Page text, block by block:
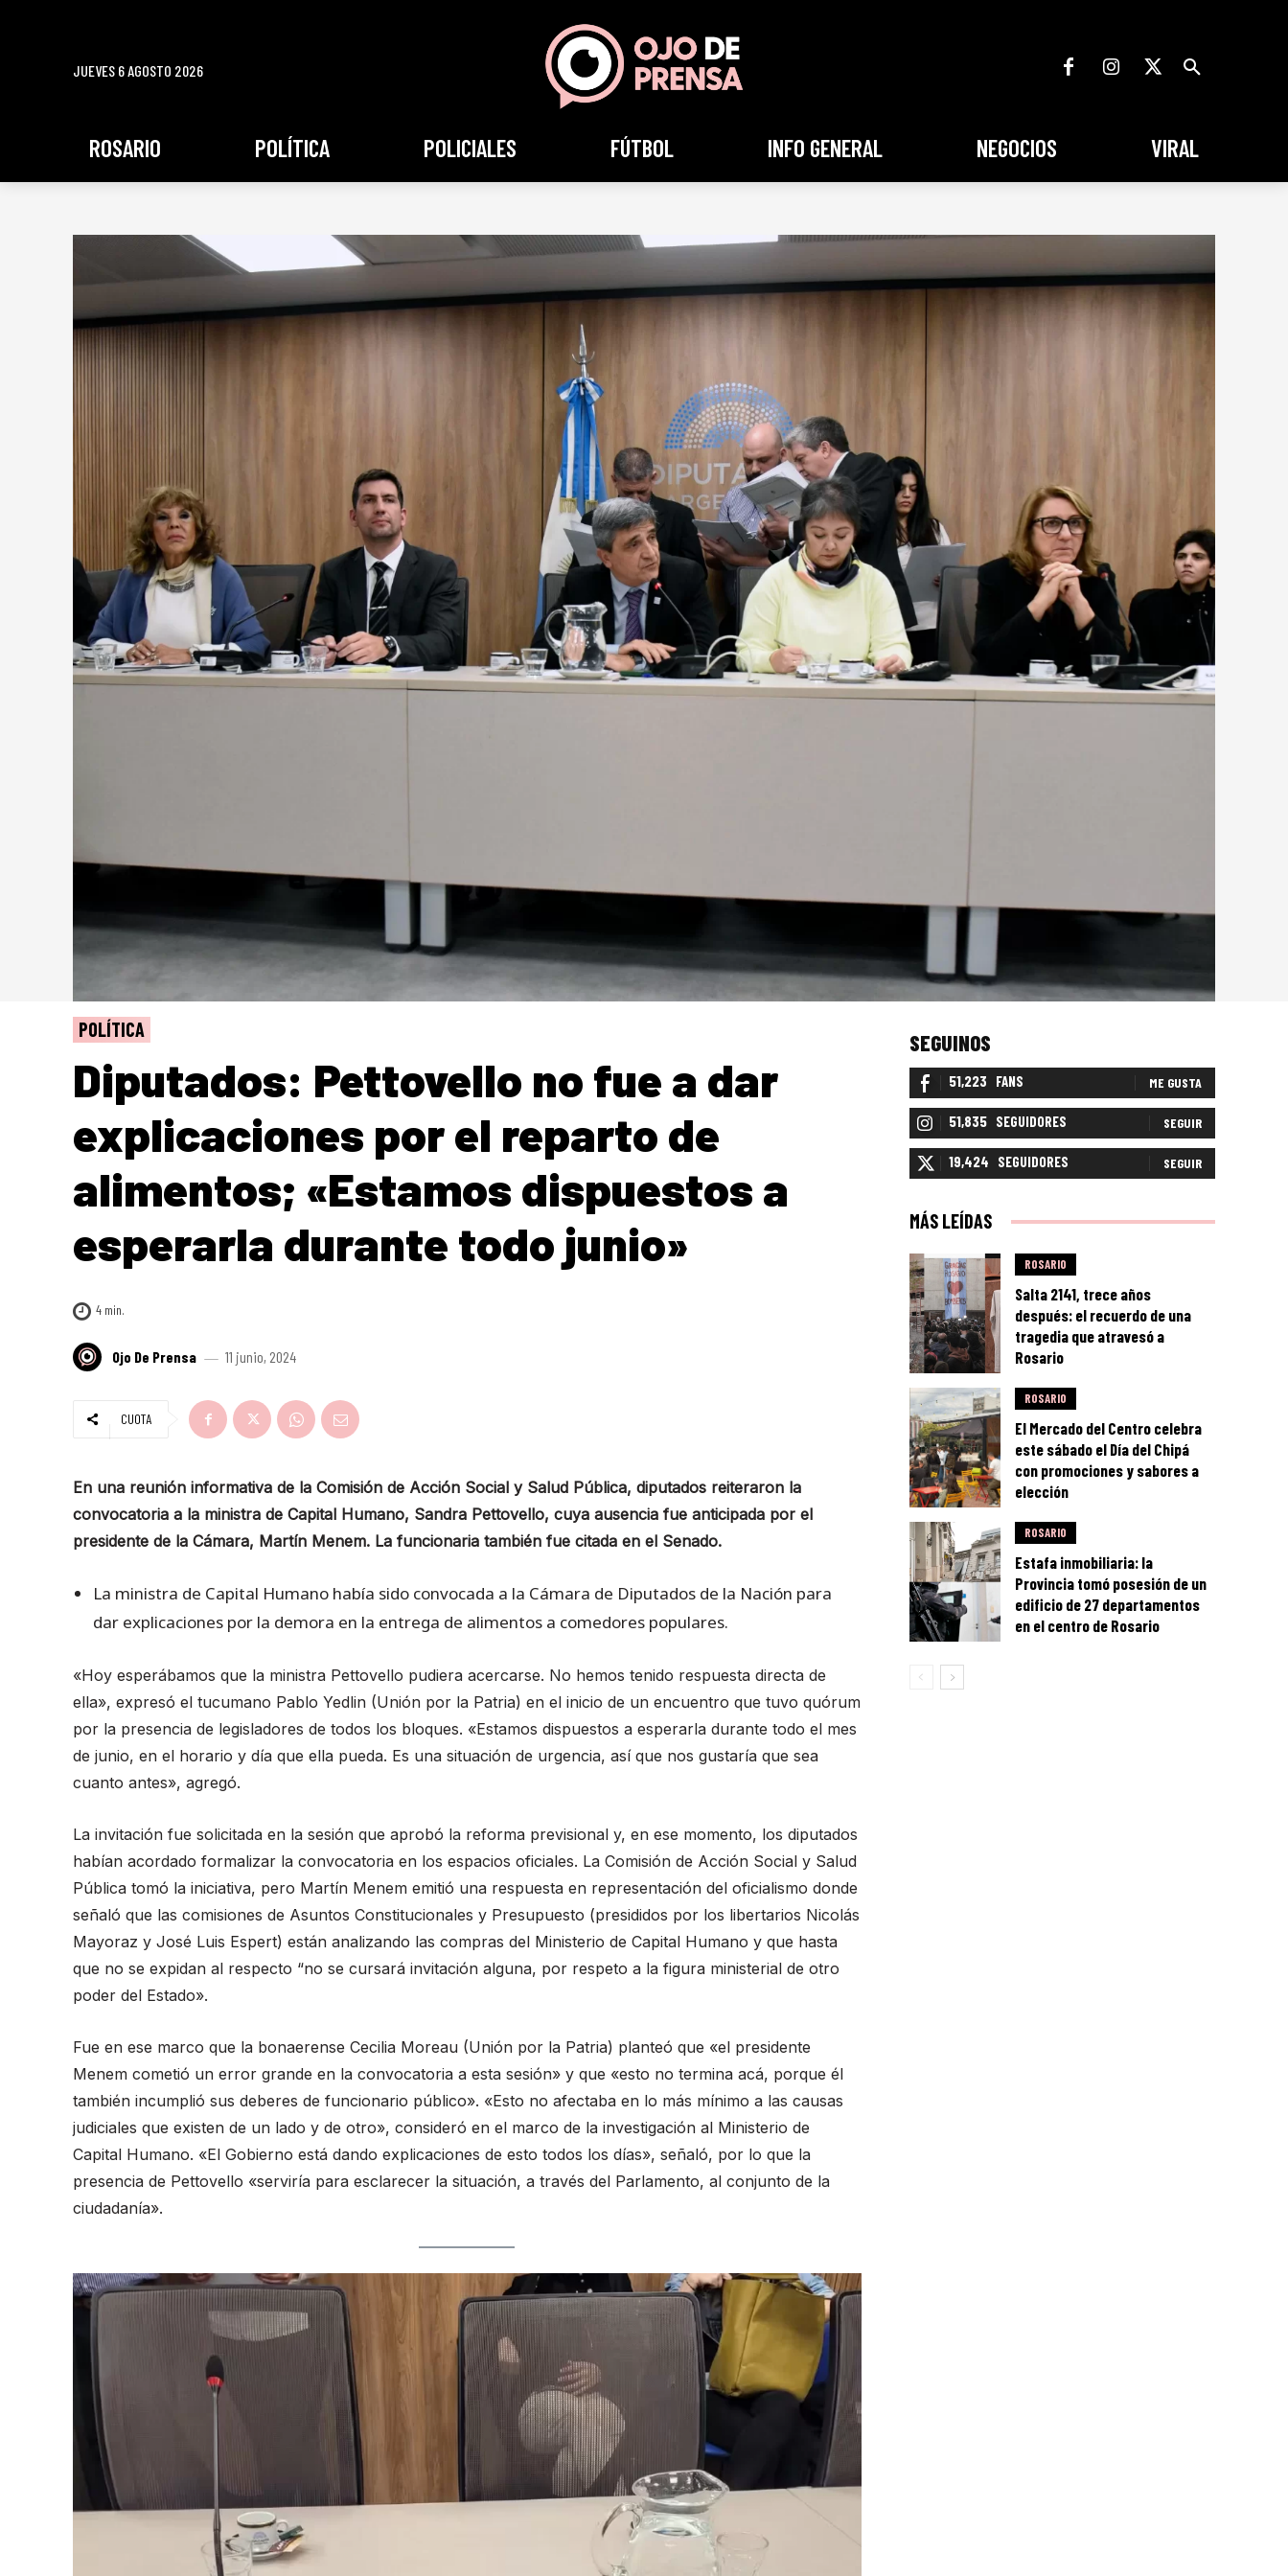
JUEVES 6 AGOSTO 2026
ROSARIO POLÍTICA POLICIALES FÚTBOL INFO GENERAL NEGOCIOS VIRAL
POLÍTICA
Diputados: Pettovello no fue a dar
explicaciones por el reparto de
alimentos; «Estamos dispuestos a
esperarla durante todo junio»
4 min.
Ojo De Prensa 11 junio, 2024
CUOTA
En una reunión informativa de la Comisión de Acción Social y Salud Pública, diputados reiteraron la
convocatoria a la ministra de Capital Humano, Sandra Pettovello, cuya ausencia fue anticipada por el
presidente de la Cámara, Martín Menem. La funcionaria también fue citada en el Senado.
La ministra de Capital Humano había sido convocada a la Cámara de Diputados de la Nación para
dar explicaciones por la demora en la entrega de alimentos a comedores populares.
«Hoy esperábamos que la ministra Pettovello pudiera acercarse. No hemos tenido respuesta directa de
ella», expresó el tucumano Pablo Yedlin (Unión por la Patria) en el inicio de un encuentro que tuvo quórum
por la presencia de legisladores de todos los bloques. «Estamos dispuestos a esperarla durante todo el mes
de junio, en el horario y día que ella pueda. Es una situación de urgencia, así que nos gustaría que sea
cuanto antes», agregó.
La invitación fue solicitada en la sesión que aprobó la reforma previsional y, en ese momento, los diputados
habían acordado formalizar la convocatoria en los espacios oficiales. La Comisión de Acción Social y Salud
Pública tomó la iniciativa, pero Martín Menem emitió una respuesta en representación del oficialismo donde
señaló que las comisiones de Asuntos Constitucionales y Presupuesto (presididos por los libertarios Nicolás
Mayoraz y José Luis Espert) están analizando las compras del Ministerio de Capital Humano y que hasta
que no se expidan al respecto “no se cursará invitación alguna, por respeto a la figura ministerial de otro
poder del Estado».
Fue en ese marco que la bonaerense Cecilia Moreau (Unión por la Patria) planteó que «el presidente
Menem cometió un error grande en la convocatoria a esta sesión» y que «esto no termina acá, porque él
también incumplió sus deberes de funcionario público». «Esto no afectaba en lo más mínimo a las causas
judiciales que existen de un lado y de otro», consideró en el marco de la investigación al Ministerio de
Capital Humano. «El Gobierno está dando explicaciones de esto todos los días», señaló, por lo que la
presencia de Pettovello «serviría para esclarecer la situación, a través del Parlamento, al conjunto de la
ciudadanía».
SEGUINOS
51,223 FANS ME GUSTA
51,835 SEGUIDORES SEGUIR
19,424 SEGUIDORES SEGUIR
MÁS LEÍDAS
ROSARIO
Salta 2141, trece años
después: el recuerdo de una
tragedia que atravesó a
Rosario
ROSARIO
El Mercado del Centro celebra
este sábado el Día del Chipá
con promociones y sabores a
elección
ROSARIO
Estafa inmobiliaria: la
Provincia tomó posesión de un
edificio de 27 departamentos
en el centro de Rosario